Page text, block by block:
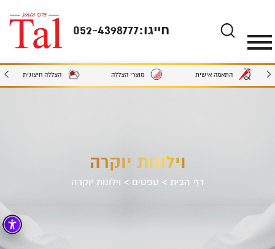
חייגו:052-4398777
התאמה אישית מוצרי הצללה הצללה חיצונית
וילונות יוקרה
דף הבית > טפטים > וילונות יוקרה